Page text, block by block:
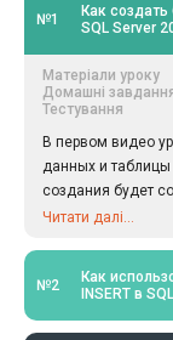
№1
Как
SQL Server
Матеріали уроку
Домашні
Тестування
В первом видео
данных и таблицы
создания будет
исчерпывающую
Читати далі...
№2
Как
INSERT в